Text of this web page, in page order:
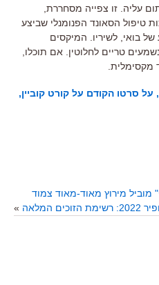
עליה. זו צפייה מסחררת,
טיפול הסאונד הפנומנלי שביצע
בואי, לשיריו. המיקסים
טריים לחלוטין. אם תוכלו,
מקסימלית.
סרטו הקודם על קורט קוביין,
המלאה
»